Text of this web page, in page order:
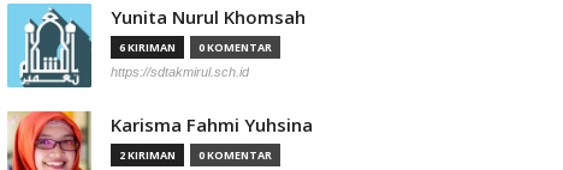
Yunita Nurul Khomsah
6 KIRIMAN 0 KOMENTAR
https://sdtakmirul.sch.id
Karisma Fahmi Yuhsina
2 KIRIMAN 0 KOMENTAR